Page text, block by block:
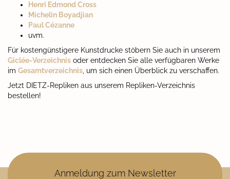
Henri Edmond Cross
Michelin Boyadjian
Paul Cézanne
uvm.
Für kostengünstigere Kunstdrucke stöbern Sie auch in unserem
Giclée-Verzeichnis oder entdecken Sie alle verfügbaren Werke
im Gesamtverzeichnis , um sich einen Überblick zu verschaffen.
Jetzt DIETZ-Repliken aus unserem Repliken-Verzeichnis
bestellen!
Anmeldung zum Newsletter